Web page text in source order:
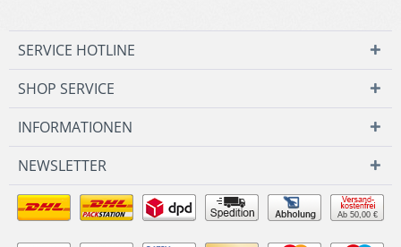
SERVICE HOTLINE
SHOP SERVICE
INFORMATIONEN
NEWSLETTER
Ab 50,00 €